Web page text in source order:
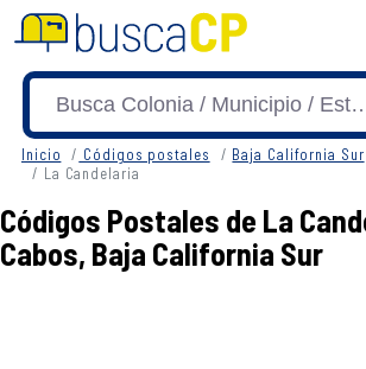
Inicio Códigos postales Baja California Sur
La Candelaria
Códigos Postales de La
Cabos, Baja California Sur